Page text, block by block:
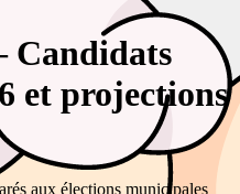
Candidats
et projections
aux élections municipales